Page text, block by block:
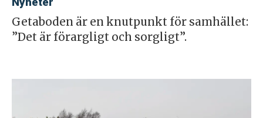
Getaboden är en knutpunkt för samhället:
”Det är förargligt och sorgligt”.